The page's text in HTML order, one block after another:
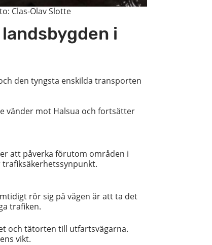
Clas-Olav Slotte
i
den tyngsta enskilda transporten
vänder mot Halsua och fortsätter
att påverka förutom områden i
rör sig på vägen är att ta det
trafiken.
och tätorten till utfartsvägarna.
vikt.